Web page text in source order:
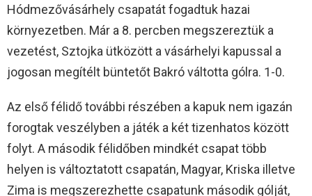
Hódmezővásárhely csapatát fogadtuk hazai
környezetben. Már a 8. percben megszereztük a
vezetést, Sztojka ütközött a vásárhelyi kapussal a
jogosan megítélt büntetőt Bakró váltotta gólra. 1-0.
Az első félidő további részében a kapuk nem igazán
forogtak veszélyben a játék a két tizenhatos között
folyt. A második félidőben mindkét csapat több
helyen is változtatott csapatán, Magyar, Kriska illetve
Zima is megszerezhette csapatunk második gólját,